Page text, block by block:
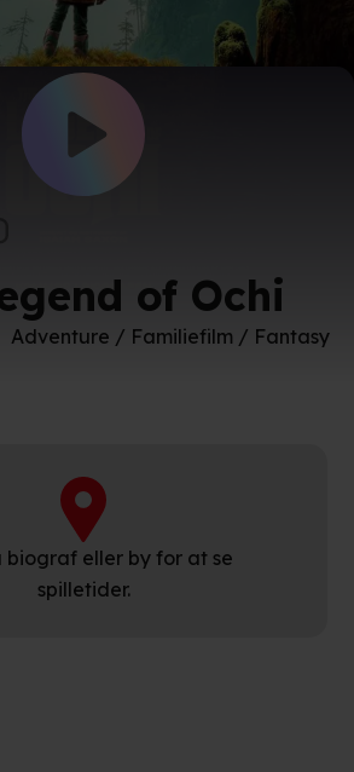
of Ochi
Adventure / Familiefilm / Fantasy
biograf eller by for at se
spilletider.